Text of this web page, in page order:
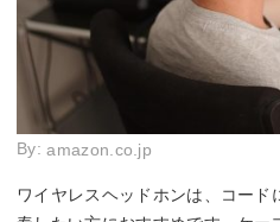
By:amazon.co.jp
ワイヤレスヘッドホンは、コー